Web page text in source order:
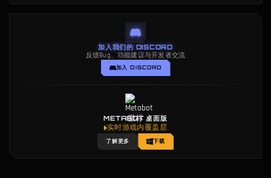
加入我们的 DISCORD
反馈Bug、功能建议与开发者交流
加入 DISCORD
METABOT 桌面版
实时游戏内覆盖层
了解更多 下载